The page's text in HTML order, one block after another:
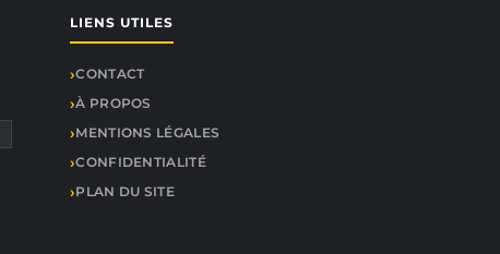
LIENS UTILES
CONTACT
À PROPOS
MENTIONS LÉGALES
CONFIDENTIALITÉ
PLAN DU SITE